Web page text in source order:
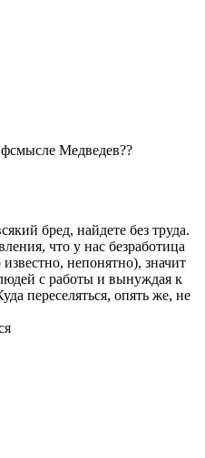
фсмысле Медведев??
бред, найдете без труда.
что у нас безработица
непонятно), значит
с работы и вынуждая к
переселяться, опять же, не